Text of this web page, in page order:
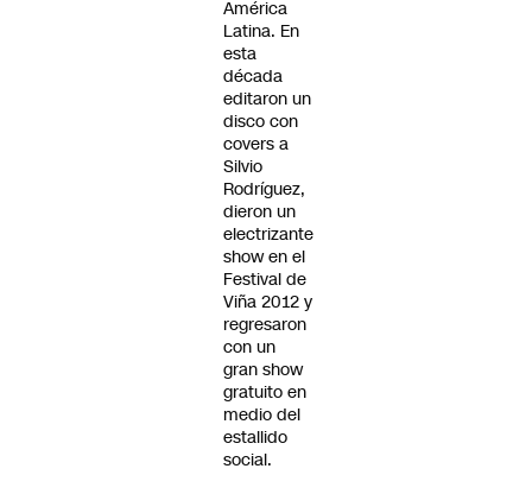
América
Latina. En
esta
década
editaron un
disco con
covers a
Silvio
Rodríguez,
dieron un
electrizante
show en el
Festival de
Viña 2012 y
regresaron
con un
gran show
gratuito en
medio del
estallido
social.